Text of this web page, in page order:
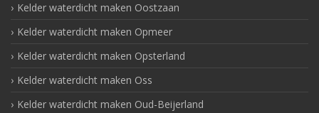
Kelder waterdicht maken Oostzaan
Kelder waterdicht maken Opmeer
Kelder waterdicht maken Opsterland
Kelder waterdicht maken Oss
Kelder waterdicht maken Oud-Beijerland